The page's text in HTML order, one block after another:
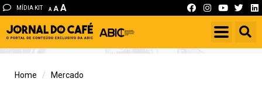
MÍDIA KIT A A A
Home Mercado